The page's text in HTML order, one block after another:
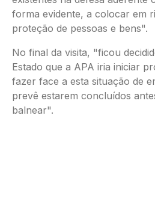
forma evidente, a colocar em
proteção de pessoas e bens".
No final da visita, "ficou
Estado que a APA iria iniciar
fazer face a esta situação de
prevê estarem concluídos
balnear".